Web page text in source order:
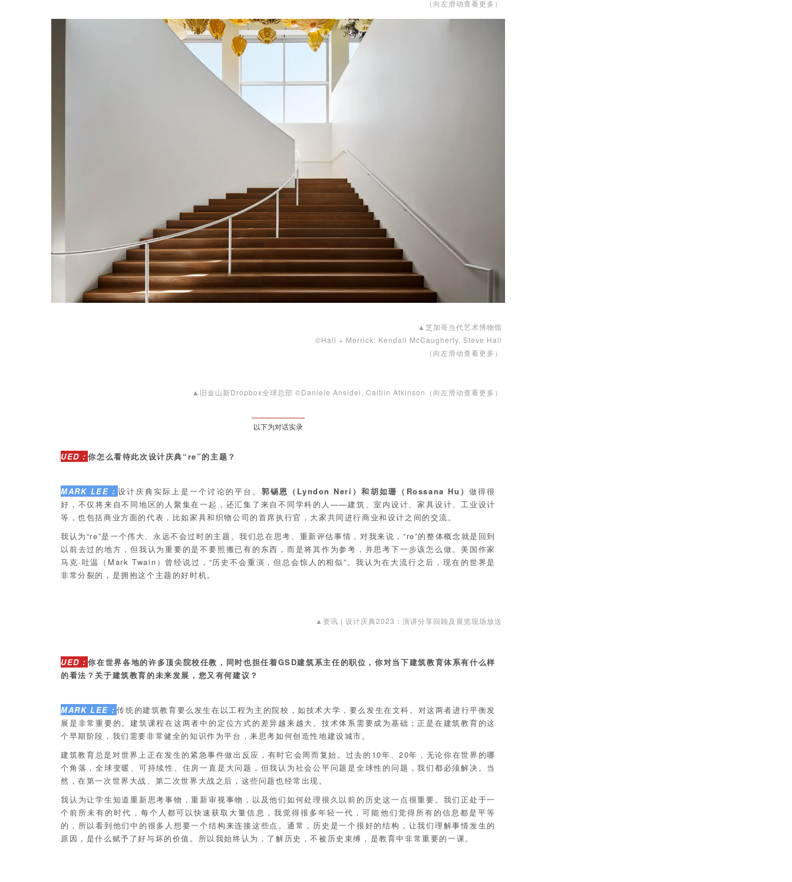
（向左滑动查看更多）
▲芝加哥当代艺术博物馆
©Hall + Merrick: Kendall McCaugherty, Steve Hall
（向左滑动查看更多）
▲旧金山新Dropbox全球总部 ©Daniele Ansidei, Caitlin Atkinson（向左滑动查看更多）
以下为对话实录
UED：你怎么看待此次设计庆典“re”的主题？
MARK LEE：设计庆典实际上是一个讨论的平台。 郭锡恩（Lyndon Neri）和胡如珊（Rossana Hu） 做得很
好，不仅将来自不同地区的人聚集在一起，还汇集了来自不同学科的人——建筑、室内设计、家具设计、工业设计
等，也包括商业方面的代表，比如家具和织物公司的首席执行官，大家共同进行商业和设计之间的交流。
我认为“re”是一个伟大、永远不会过时的主题。我们总在思考、重新评估事情，对我来说，“re”的整体概念就是回到
以前去过的地方，但我认为重要的是不要照搬已有的东西，而是将其作为参考，并思考下一步该怎么做。美国作家
马克·吐温（Mark Twain）曾经说过，“历史不会重演，但总会惊人的相似”。我认为在大流行之后，现在的世界是
非常分裂的，是拥抱这个主题的好时机。
▲资讯 | 设计庆典2023：演讲分享回顾及展览现场放送
UED：你在世界各地的许多顶尖院校任教，同时也担任着GSD建筑系主任的职位，你对当下建筑教育体系有什么样
的看法？关于建筑教育的未来发展，您又有何建议？
MARK LEE：传统的建筑教育要么发生在以工程为主的院校，如技术大学，要么发生在文科。对这两者进行平衡发
展是非常重要的。建筑课程在这两者中的定位方式的差异越来越大。技术体系需要成为基础；正是在建筑教育的这
个早期阶段，我们需要非常健全的知识作为平台，来思考如何创造性地建设城市。
建筑教育总是对世界上正在发生的紧急事件做出反应，有时它会周而复始。过去的10年、20年，无论你在世界的哪
个角落，全球变暖、可持续性、住房一直是大问题，但我认为社会公平问题是全球性的问题，我们都必须解决。当
然，在第一次世界大战、第二次世界大战之后，这些问题也经常出现。
我认为让学生知道重新思考事物，重新审视事物，以及他们如何处理很久以前的历史这一点很重要。我们正处于一
个前所未有的时代，每个人都可以快速获取大量信息，我觉得很多年轻一代，可能他们觉得所有的信息都是平等
的，所以看到他们中的很多人想要一个结构来连接这些点。通常，历史是一个很好的结构，让我们理解事情发生的
原因，是什么赋予了好与坏的价值。所以我始终认为，了解历史，不被历史束缚，是教育中非常重要的一课。